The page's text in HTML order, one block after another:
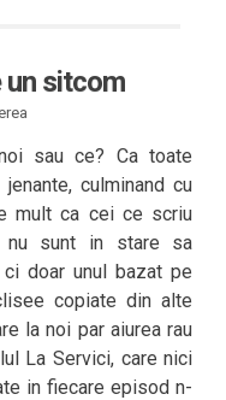
un sitcom
sau ce? Ca toate
culminand cu
mult ca cei ce scriu
nu sunt in stare sa
doar unul bazat pe
copiate din alte
la noi par aiurea rau
La Servici, care nici
in fiecare episod n-